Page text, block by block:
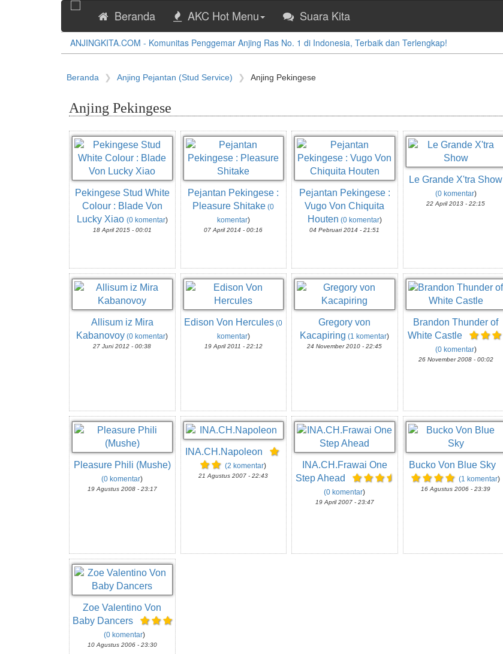
Beranda AKC Hot Menu Suara Kita
ANJINGKITA.COM - Komunitas Penggemar Anjing Ras No. 1 di Indonesia, Terbaik dan Terlengkap!
Beranda Anjing Pejantan (Stud Service) Anjing Pekingese
Anjing Pekingese
Pekingese Stud White
Colour : Blade Von
Lucky Xiao (0 komentar)
18 April 2015 - 00:01
Pejantan Pekingese :
Pleasure Shitake (0
komentar)
07 April 2014 - 00:16
Pejantan Pekingese :
Vugo Von Chiquita
Houten (0 komentar)
04 Pebruari 2014 - 21:51
Le Grande X'tra Show
(0 komentar)
22 April 2013 - 22:15
Allisum iz Mira
Kabanovoy (0 komentar)
27 Juni 2012 - 00:38
Edison Von Hercules (0
komentar)
19 April 2011 - 22:12
Gregory von
Kacapiring (1 komentar)
24 November 2010 - 22:45
Brandon Thunder of
White Castle
(0 komentar)
26 November 2008 - 00:02
Pleasure Phili (Mushe)
(0 komentar)
19 Agustus 2008 - 23:17
INA.CH.Napoleon
(2 komentar)
21 Agustus 2007 - 22:43
INA.CH.Frawai One
Step Ahead
(0 komentar)
19 April 2007 - 23:47
Bucko Von Blue Sky
(1 komentar)
16 Agustus 2006 - 23:39
Zoe Valentino Von
Baby Dancers
(0 komentar)
10 Agustus 2006 - 23:30